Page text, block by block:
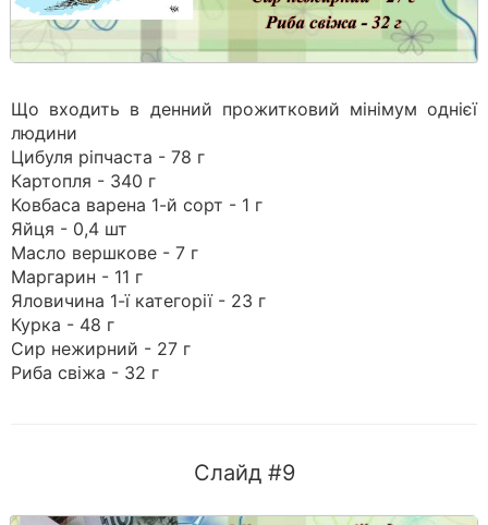
Що входить в денний прожитковий мінімум однієї
людини
Цибуля ріпчаста - 78 г
Картопля - 340 г
Ковбаса варена 1-й сорт - 1 г
Яйця - 0,4 шт
Масло вершкове - 7 г
Маргарин - 11 г
Яловичина 1-ї категорії - 23 г
Курка - 48 г
Сир нежирний - 27 г
Риба свіжа - 32 г
Слайд #9